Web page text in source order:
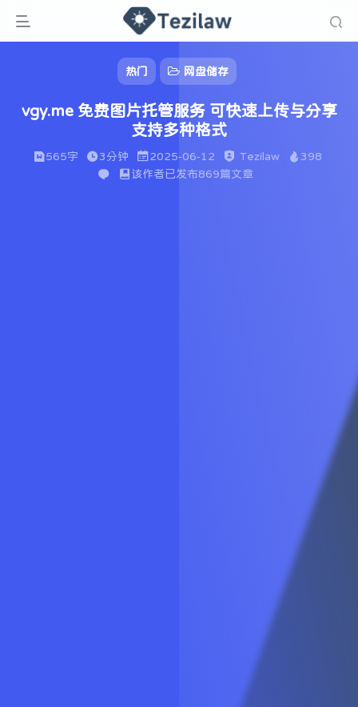
热门 网盘储存
vgy.me 免费图片托管服务 可快速上传与分享
支持多种格式
565字 3分钟 2025-06-12 Tezilaw
398
该作者已发布869篇文章